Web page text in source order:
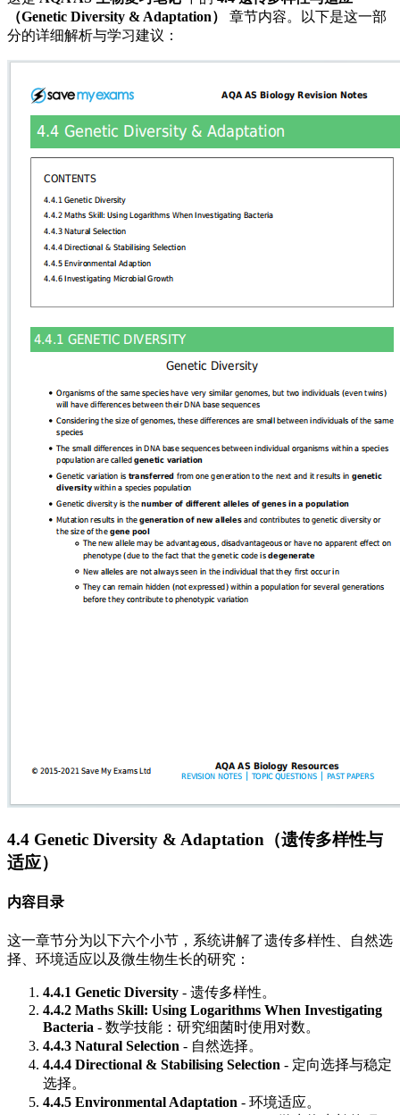
（Genetic Diversity & Adaptation）
章节内容。以下是这一部
分的详细解析与学习建议：
4.4 Genetic Diversity & Adaptation（遗传多样性与
适应）
内容目录
这一章节分为以下六个小节，系统讲解了遗传多样性、自然选
择、环境适应以及微生物生长的研究：
4.4.1 Genetic Diversity - 遗传多样性。
4.4.2 Maths Skill: Using Logarithms When Investigating
Bacteria - 数学技能：研究细菌时使用对数。
4.4.3 Natural Selection - 自然选择。
4.4.4 Directional & Stabilising Selection - 定向选择与稳定
选择。
4.4.5 Environmental Adaptation - 环境适应。